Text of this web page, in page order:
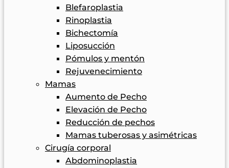
Blefaroplastia
Rinoplastia
Bichectomía
Liposucción
Pómulos y mentón
Rejuvenecimiento
Mamas
Aumento de Pecho
Elevación de Pecho
Reducción de pechos
Mamas tuberosas y asimétricas
Cirugía corporal
Abdominoplastia